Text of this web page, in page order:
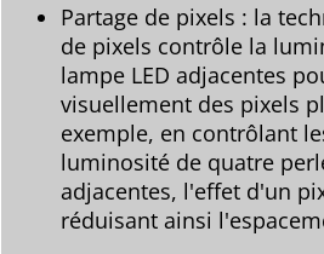
Partage de pixels : la
de pixels contrôle la
lampe LED adjacentes
visuellement des pixels
exemple, en contrôlant
luminosité de quatre
adjacentes, l'effet d'un
réduisant ainsi